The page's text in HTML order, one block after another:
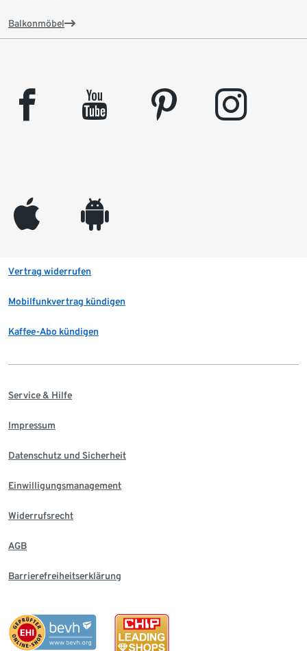
Balkonmöbel
facebook youtube pinterest instagram
appleinc android
Vertrag widerrufen
Mobilfunkvertrag kündigen
Kaffee-Abo kündigen
Service & Hilfe
Impressum
Datenschutz und Sicherheit
Einwilligungsmanagement
Widerrufsrecht
AGB
Barrierefreiheitserklärung